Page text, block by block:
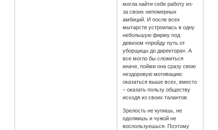
могла найти себе работу из-
за своих непомерных
амбиций. И после всех
мытарств устроилась в одну
небольшую фирму под
девизом «пройду путь от
уборщицы до директора». А
все могло бы сложиться
иначе, пойми она сразу свою
нездоровую мотивацию:
оказаться выше всех, вместо
– оказать пользу обществу
исходя из своих талантов.
Зрелость не купишь, не
одолжишь и чужой не
воспользуешься. Поэтому